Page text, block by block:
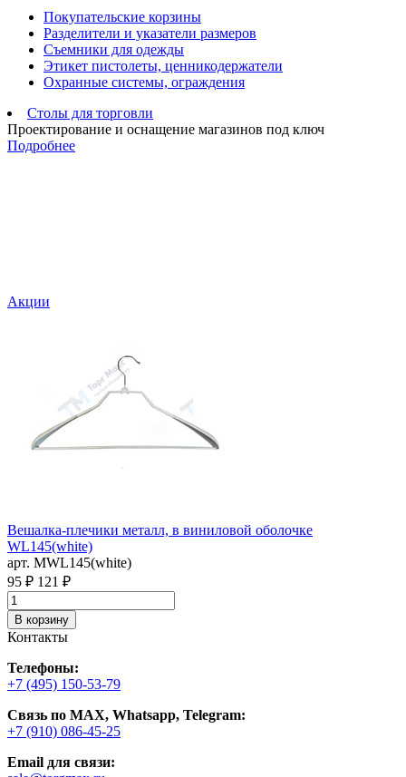
Покупательские корзины
Разделители и указатели размеров
Съемники для одежды
Этикет пистолеты, ценникодержатели
Охранные системы, ограждения
Столы для торговли
Проектирование и оснащение магазинов под ключ
Подробнее
Акции
Вешалка-плечики металл, в виниловой оболочке
WL145(white)
арт. MWL145(white)
95 ₽ 121 ₽
В корзину
Контакты
Телефоны:
+7 (495) 150-53-79
Связь по MAX, Whatsapp, Telegram:
+7 (910) 086-45-25
Email для связи: